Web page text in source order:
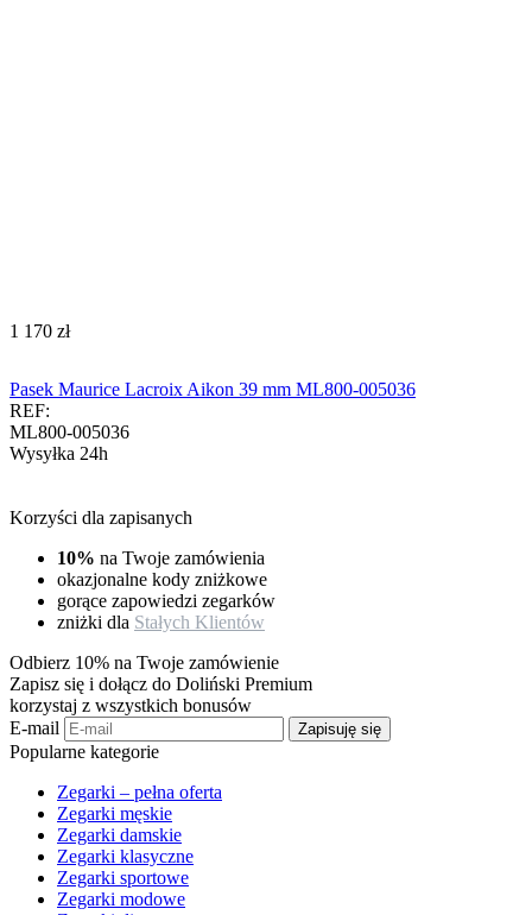
‍1 170‍ zł
Pasek Maurice Lacroix Aikon 39 mm ML800-005036
REF:
ML800-005036
Wysyłka 24h
Korzyści dla zapisanych
10% na Twoje zamówienia
okazjonalne kody zniżkowe
gorące zapowiedzi zegarków
zniżki dla Stałych Klientów
Odbierz 10% na Twoje zamówienie
Zapisz się i dołącz do Doliński Premium
korzystaj z wszystkich bonusów
E-mail
Zapisuję się
Popularne kategorie
Zegarki – pełna oferta
Zegarki męskie
Zegarki damskie
Zegarki klasyczne
Zegarki sportowe
Zegarki modowe